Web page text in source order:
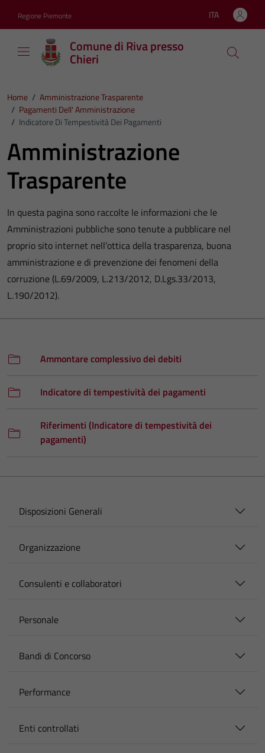
Regione Piemonte Lingua attiva:
ITA
Comune di Riva presso
Chieri
Home / Amministrazione Trasparente
/ Pagamenti Dell' Amministrazione
/ Indicatore Di Tempestività Dei Pagamenti
Amministrazione
Trasparente
In questa pagina sono raccolte le informazioni che le
Amministrazioni pubbliche sono tenute a pubblicare nel
proprio sito internet nell’ottica della trasparenza, buona
amministrazione e di prevenzione dei fenomeni della
corruzione (L.69/2009, L.213/2012, D.Lgs.33/2013,
L.190/2012).
Ammontare complessivo dei debiti
Indicatore di tempestività dei pagamenti
Riferimenti (Indicatore di tempestività dei
pagamenti)
Disposizioni Generali
Organizzazione
Consulenti e collaboratori
Personale
Bandi di Concorso
Performance
Enti controllati